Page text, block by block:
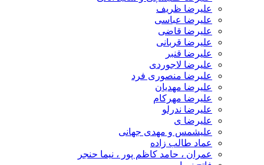
علیرضا ظریف
علیرضا عباسی
علیرضا قاضی
علیرضا قربانی
علیرضا قنبر
علیرضا لاجوردی
علیرضا منصوری فرد
علیرضا مهدیان
علیرضا مهرکام
علیرضا ندرلو
علیرضا ی
علیشمس و مهدی جهانی
عماد طالب زاده
عمران ، حامد کاظم پور ، نیما حنجر